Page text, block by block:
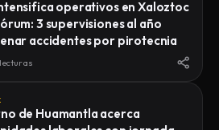
operativos en Xaloztoc
3 supervisiones al año
accidentes por pirotecnia
de Huamantla acerca